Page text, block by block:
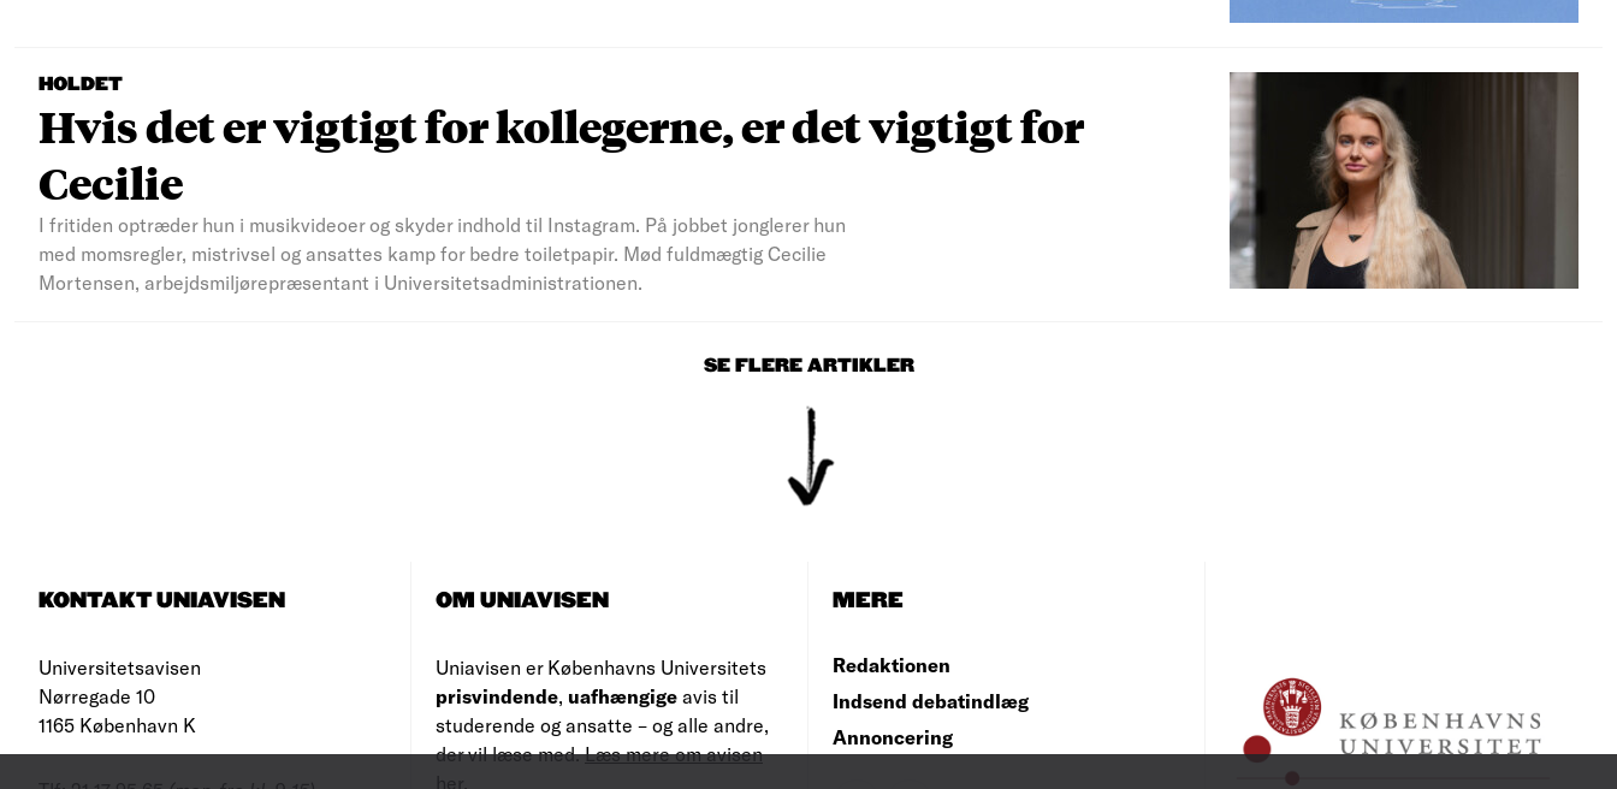
HOLDET
Hvis det er vigtigt for kollegerne, er det vigtigt for
Cecilie
I fritiden optræder hun i musikvideoer og skyder indhold til Instagram. På jobbet jonglerer hun
med momsregler, mistrivsel og ansattes kamp for bedre toiletpapir. Mød fuldmægtig Cecilie
Mortensen, arbejdsmiljørepræsentant i Universitetsadministrationen.
SE FLERE ARTIKLER
KONTAKT UNIAVISEN
Universitetsavisen
Nørregade 10
1165 København K
OM UNIAVISEN
Uniavisen er Københavns Universitets
prisvindende, uafhængige avis til
studerende og ansatte – og alle andre,
der vil læse med.Læs mere om avisen
her
MERE
Redaktionen
Indsend debatindlæg
Annoncering